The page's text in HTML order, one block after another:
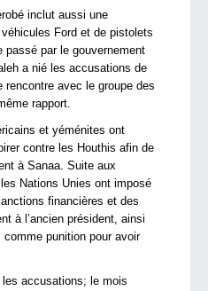
inclut aussi une
Ford et de pistolets
par le gouvernement
a nié les accusations de
rencontre avec le groupe des
rapport.
et yéménites ont
contre les Houthis afin de
à Sanaa. Suite aux
Nations Unies ont imposé
financières et des
à l’ancien président, ainsi
comme punition pour avoir
accusations; le mois